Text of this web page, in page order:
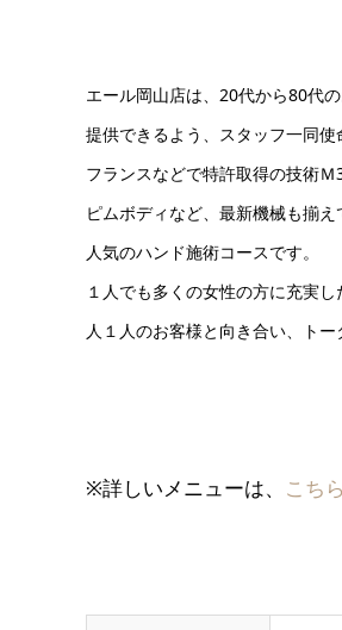
エール岡山店は、20代から80代
提供できるよう、スタッフ一同
フランスなどで特許取得の技術
ピムボディなど、最新機械も揃
人気のハンド施術コースです。
１人でも多くの女性の方に充実
人１人のお客様と向き合い、ト
※詳しいメニューは、 こちら